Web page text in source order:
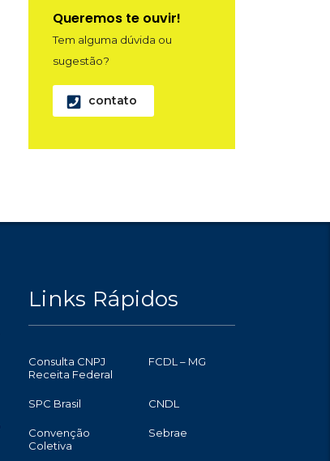
Queremos te ouvir!
Tem alguma dúvida ou
sugestão?
contato
Links Rápidos
Consulta CNPJ
Receita Federal
FCDL – MG
SPC Brasil CNDL
Convenção
Coletiva
Sebrae